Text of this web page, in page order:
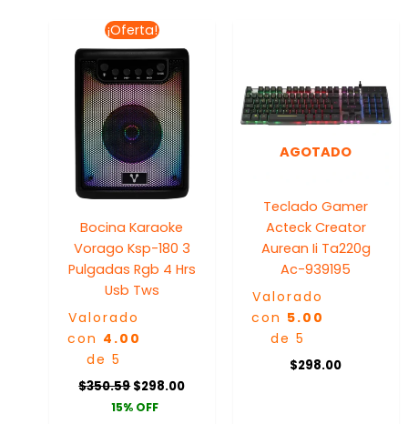
¡Oferta!
Bocina Karaoke
Vorago Ksp-180 3
Pulgadas Rgb 4 Hrs
Usb Tws
Valorado
con 4.00
de 5
$350.59
El
precio
original
era:
$350.59.
$298.00
actual
15% OFF
AGOTADO
Teclado Gamer
Acteck Creator
Aurean Ii Ta220g
Ac-939195
Valorado
con 5.00
de 5
$298.00